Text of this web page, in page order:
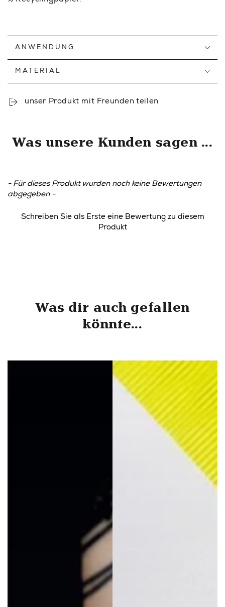
ANWENDUNG
MATERIAL
unser Produkt mit Freunden teilen
Was unsere Kunden sagen ...
- Für dieses Produkt wurden noch keine Bewertungen
abgegeben -
Schreiben Sie als Erste eine Bewertung zu diesem
Produkt
New content loaded
Was dir auch gefallen
könnte...